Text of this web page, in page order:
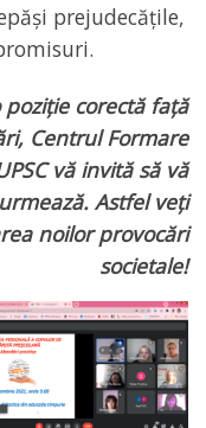
prejudecățile,
corectă față
Centrul Formare
vă invită să vă
Astfel veți
noilor provocări
societale!